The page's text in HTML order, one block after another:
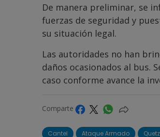
De manera preliminar, se
fuerzas de seguridad y
su situación legal.
Las autoridades no han
daños ocasionados al bus.
caso conforme avance la
Comparte
Cantel Ataque Armado